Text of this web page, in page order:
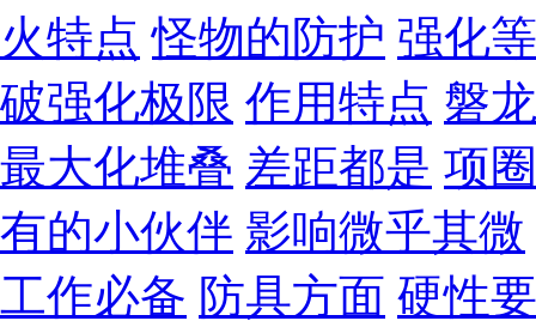
火特点 怪物的防护 强化
破强化极限 作用特点 磐
最大化堆叠 差距都是 项
有的小伙伴 影响微乎其微
工作必备 防具方面 硬性